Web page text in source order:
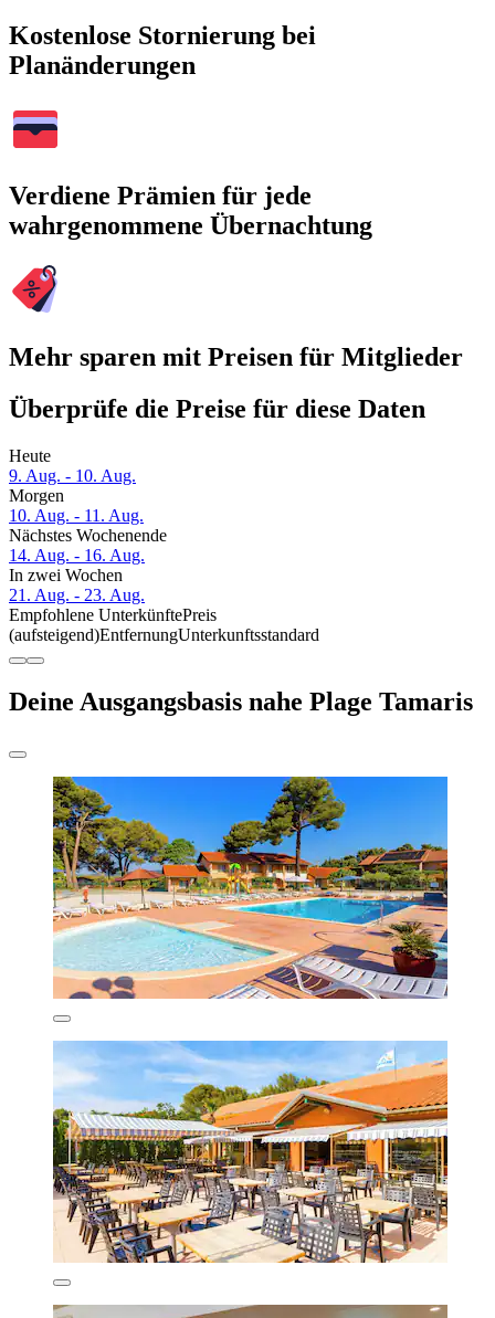
Kostenlose Stornierung bei
Planänderungen
Verdiene Prämien für jede
wahrgenommene Übernachtung
Mehr sparen mit Preisen für Mitglieder
Überprüfe die Preise für diese Daten
Heute
9. Aug. - 10. Aug.
Morgen
10. Aug. - 11. Aug.
Nächstes Wochenende
14. Aug. - 16. Aug.
In zwei Wochen
21. Aug. - 23. Aug.
Empfohlene UnterkünftePreis
(aufsteigend)EntfernungUnterkunftsstandard
Deine Ausgangsbasis nahe Plage Tamaris